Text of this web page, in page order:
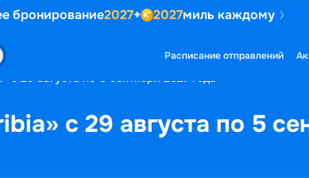
бронирование2027+ 2027миль каждому
Расписание отправлений
с 29 августа по 5 сентября 2027 года
с 29 августа по 5